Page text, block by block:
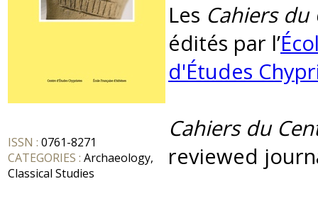
ISSN : 0761-8271
CATEGORIES : Archaeology,
Classical Studies
Les Cahiers
édités par l’
d'Études
Cahiers du
reviewed